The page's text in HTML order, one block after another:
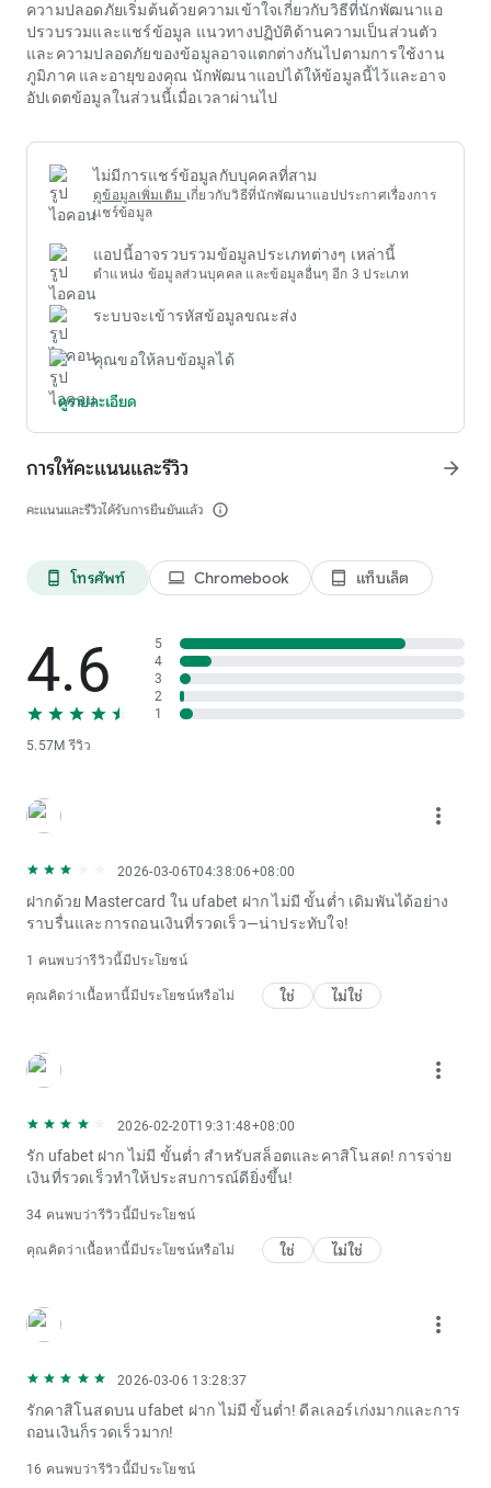
โดยละเอียดได้ คุณสมบัติการวิเคราะห์เชิงลึกช่วยให้แฟน ๆ มีมุม
มองที่ครอบคลุมเกี่ยวกับการแข่งขันกีฬาที่พวกเขาสนใจ
ในบริบทของข้อมูลหลายมิติ การทำความเข้าใจและวิเคราะห์บท
วิจารณ์และข้อเสนอแนะจากผู้ใช้รายอื่นเกี่ยวกับบริการโฆษณาที่
เกี่ยวข้องกับufabet ฝาก ไม่มี ขั้นต่ำ กลายเป็นสิ่งจำเป็นมาก
ปลอม หรือบทวิจารณ์เชิงลบเกินไปโดยไม่มีหลักฐานเฉพาะ
เจาะจง การให้คำปรึกษาจากแหล่งข้อมูลอิสระที่มีชื่อเสียงและ
ชุมชนที่เชื่อถือได้จะช่วยให้ผู้ใช้มีมุมมองที่เป็นกลางเกี่ยวกับบริการ
เหล่านี้ก่อนที่จะตัดสินใจว่าจะโต้ตอบหรือไม่แม้จะมีรูปแบบความ
ผลเสียต่อสุขภาพทางการเงินและสุขภาพจิตอยู่เสมอ หากผู้ใช้ไม่
ควบคุม ความบันเทิงเพื่อสุขภาพต้องอาศัยการตระหนักรู้ในตนเอง
ในเรื่องเวลาและการจัดการงบประมาณในระดับสูง การตั้งขีด
จำกัดเวลาเล่นและจำนวนเงินสูงสุดสำหรับความบันเทิง และการ
ปฏิบัติตามขีดจำกัดเหล่านั้นอย่างเคร่งครัด ถือเป็นกุญแจสำคัญ
ที่สุดในการป้องกันตนเองจากความเสี่ยงที่อาจเกิดขึ้นประเภทนี้
ความปลอดภัยเริ่มต้นด้วยความเข้าใจเกี่ยวกับวิธีที่นักพัฒนาแอ
ปรวบรวมและแชร์ข้อมูล แนวทางปฏิบัติด้านความเป็นส่วนตัว
และความปลอดภัยของข้อมูลอาจแตกต่างกันไปตามการใช้งาน
ภูมิภาค และอายุของคุณ นักพัฒนาแอปได้ให้ข้อมูลนี้ไว้และอาจ
อัปเดตข้อมูลในส่วนนี้เมื่อเวลาผ่านไป
ไม่มีการแชร์ข้อมูลกับบุคคลที่สาม
ดูข้อมูลเพิ่มเติม เกี่ยวกับวิธีที่นักพัฒนาแอปประกาศเรื่องการ
แชร์ข้อมูล
แอปนี้อาจรวบรวมข้อมูลประเภทต่างๆ เหล่านี้
ตำแหน่ง ข้อมูลส่วนบุคคล และข้อมูลอื่นๆ อีก 3 ประเภท
ระบบจะเข้ารหัสข้อมูลขณะส่ง
คุณขอให้ลบข้อมูลได้
ดูรายละเอียด
การให้คะแนนและรีวิว
คะแนนและรีวิวได้รับการยืนยันแล้ว info_outline
arrow_forward
phone_android โทรศัพท์ laptop Chromebook tablet_android แท็บเล็ต
4.6
5.57M รีวิว
5
4
3
2
1
more_vert
2026-03-06T04:38:06+08:00
ฝากด้วย Mastercard ใน ufabet ฝาก ไม่มี ขั้นต่ำ เดิมพันได้อย่าง
ราบรื่นและการถอนเงินที่รวดเร็ว—น่าประทับใจ!
1 คนพบว่ารีวิวนี้มีประโยชน์
คุณคิดว่าเนื้อหานี้มีประโยชน์หรือไม่ ใช่ ไม่ใช่
more_vert
2026-02-20T19:31:48+08:00
รัก ufabet ฝาก ไม่มี ขั้นต่ำ สำหรับสล็อตและคาสิโนสด! การจ่าย
เงินที่รวดเร็วทำให้ประสบการณ์ดียิ่งขึ้น!
34 คนพบว่ารีวิวนี้มีประโยชน์
คุณคิดว่าเนื้อหานี้มีประโยชน์หรือไม่ ใช่ ไม่ใช่
more_vert
2026-03-06 13:28:37
รักคาสิโนสดบน ufabet ฝาก ไม่มี ขั้นต่ำ! ดีลเลอร์เก่งมากและการ
ถอนเงินก็รวดเร็วมาก!
16 คนพบว่ารีวิวนี้มีประโยชน์